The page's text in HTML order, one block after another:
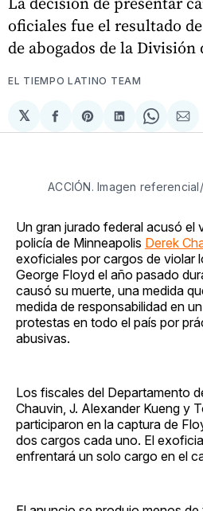
oficiales fue el resultado
de abogados de la División
EL TIEMPO LATINO TEAM
𝕏
Compartir
en
Share
on
Compartir
en
Share
on
via
ACCIÓN. Imagen
Un gran jurado federal acusó el
policía de Minneapolis Derek
exoficiales por cargos de violar
George Floyd el año pasado
causó su muerte, una medida
medida de responsabilidad en
protestas en todo el país por
abusivas.
Los fiscales del Departamento
Chauvin, J. Alexander Kueng y
participaron en la captura de
dos cargos cada uno. El
enfrentará un solo cargo en el